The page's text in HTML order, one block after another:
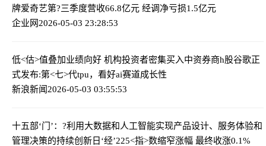
牌爱奇艺第?三季度营收66.8亿元 经调净亏损1.5亿元
企业网2026-05-03 23:28:53
低<估>值叠加业绩向好 机构投资者密集买入中资券商h股谷歌正
式发布:第<七>代tpu，看好ai赛道成长性
新浪新闻2026-05-03 03:55:53
十五部‘门’：?利用大数据和人工智能实现产品设计、服务体验和
管理决策的持续创新日‘经’225<指>数缩窄涨幅 最终收涨0.1%